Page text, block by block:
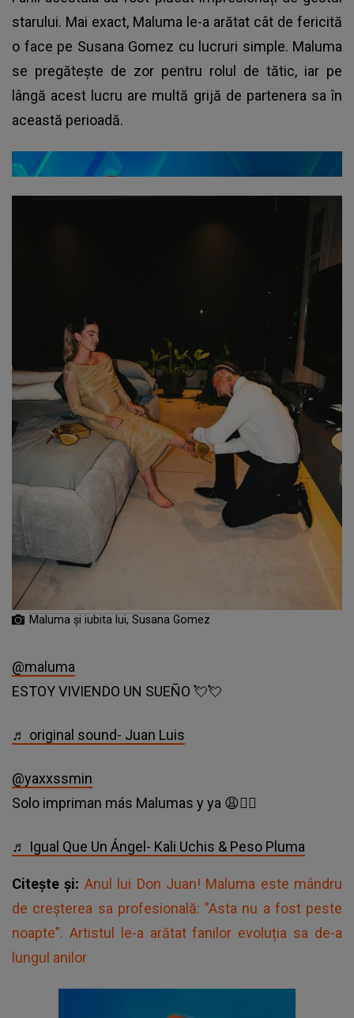
starului. Mai exact, Maluma le-a arătat cât de fericită
o face pe Susana Gomez cu lucruri simple. Maluma
se pregătește de zor pentru rolul de tătic, iar pe
lângă acest lucru are multă grijă de partenera sa în
această perioadă.
Maluma și iubita lui, Susana Gomez
@maluma
ESTOY VIVIENDO UN SUEÑO 💘💘
♬ original sound- Juan Luis
@yaxxssmin
Solo impriman más Malumas y ya 😩👍🏻
♬ Igual Que Un Ángel- Kali Uchis & Peso Pluma
Citește și: Anul lui Don Juan! Maluma este mândru
de creșterea sa profesională: ”Asta nu a fost peste
noapte”. Artistul le-a arătat fanilor evoluția sa de-a
lungul anilor